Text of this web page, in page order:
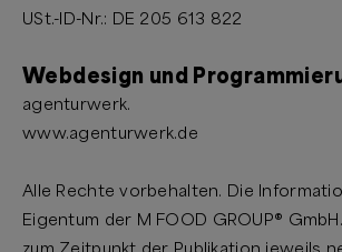
USt.-ID-Nr.: DE 205 613 822
Webdesign und
agenturwerk.
www.agenturwerk.de
Alle Rechte vorbehalten. Die
Eigentum der M FOOD GROUP®
zum Zeitpunkt der Publikation jeweils